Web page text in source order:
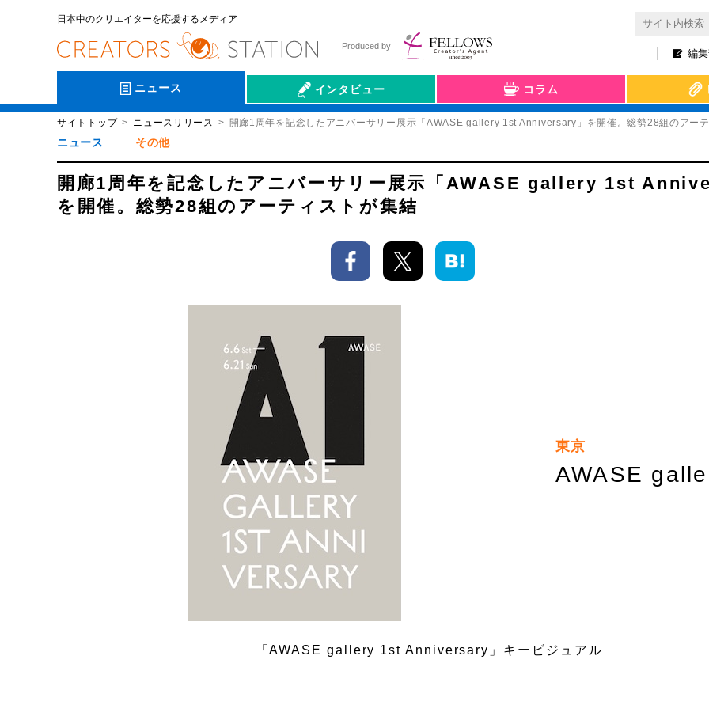
日本中のクリエイターを応援するメディア
編
Produced by
ニュース インタビュー
会社伝
コラム
サイトトップ ニュースリリース 開廊1周年を記念したアニバーサリー展示「AWASE gallery 1st Anniversary」を開催。総勢28組のアー
ニュース その他
開廊1周年を記念したアニバーサリー展示「AWASE gallery 1st
を開催。総勢28組のアーティストが集結
東京
AWASE
「AWASE gallery 1st Anniversary」キービジュアル